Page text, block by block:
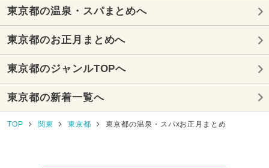
東京都の温泉・スパまとめへ
東京都のお正月まとめへ
東京都のジャンルTOPへ
東京都の新着一覧へ
TOP 関東 東京都 東京都の温泉・スパxお正月まとめ